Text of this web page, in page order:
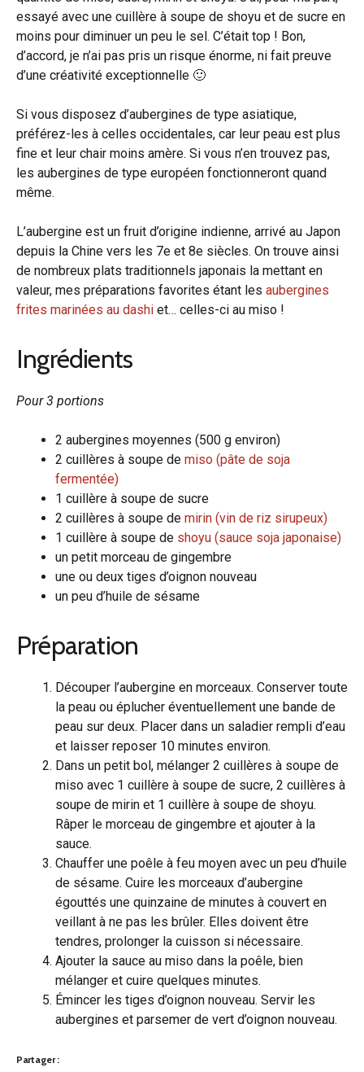
essayé avec une cuillère à soupe de shoyu et de sucre en
moins pour diminuer un peu le sel. C’était top ! Bon,
d’accord, je n’ai pas pris un risque énorme, ni fait preuve
d’une créativité exceptionnelle 🙂
Si vous disposez d’aubergines de type asiatique,
préférez-les à celles occidentales, car leur peau est plus
fine et leur chair moins amère. Si vous n’en trouvez pas,
les aubergines de type européen fonctionneront quand
même.
L’aubergine est un fruit d’origine indienne, arrivé au Japon
depuis la Chine vers les 7e et 8e siècles. On trouve ainsi
de nombreux plats traditionnels japonais la mettant en
valeur, mes préparations favorites étant les aubergines
frites marinées au dashi et… celles-ci au miso !
Ingrédients
Pour 3 portions
2 aubergines moyennes (500 g environ)
2 cuillères à soupe de miso (pâte de soja
fermentée)
1 cuillère à soupe de sucre
2 cuillères à soupe de mirin (vin de riz sirupeux)
1 cuillère à soupe de shoyu (sauce soja japonaise)
un petit morceau de gingembre
une ou deux tiges d’oignon nouveau
un peu d’huile de sésame
Préparation
Découper l’aubergine en morceaux. Conserver toute
la peau ou éplucher éventuellement une bande de
peau sur deux. Placer dans un saladier rempli d’eau
et laisser reposer 10 minutes environ.
Dans un petit bol, mélanger 2 cuillères à soupe de
miso avec 1 cuillère à soupe de sucre, 2 cuillères à
soupe de mirin et 1 cuillère à soupe de shoyu.
Râper le morceau de gingembre et ajouter à la
sauce.
Chauffer une poêle à feu moyen avec un peu d’huile
de sésame. Cuire les morceaux d’aubergine
égouttés une quinzaine de minutes à couvert en
veillant à ne pas les brûler. Elles doivent être
tendres, prolonger la cuisson si nécessaire.
Ajouter la sauce au miso dans la poêle, bien
mélanger et cuire quelques minutes.
Émincer les tiges d’oignon nouveau. Servir les
aubergines et parsemer de vert d’oignon nouveau.
Partager :